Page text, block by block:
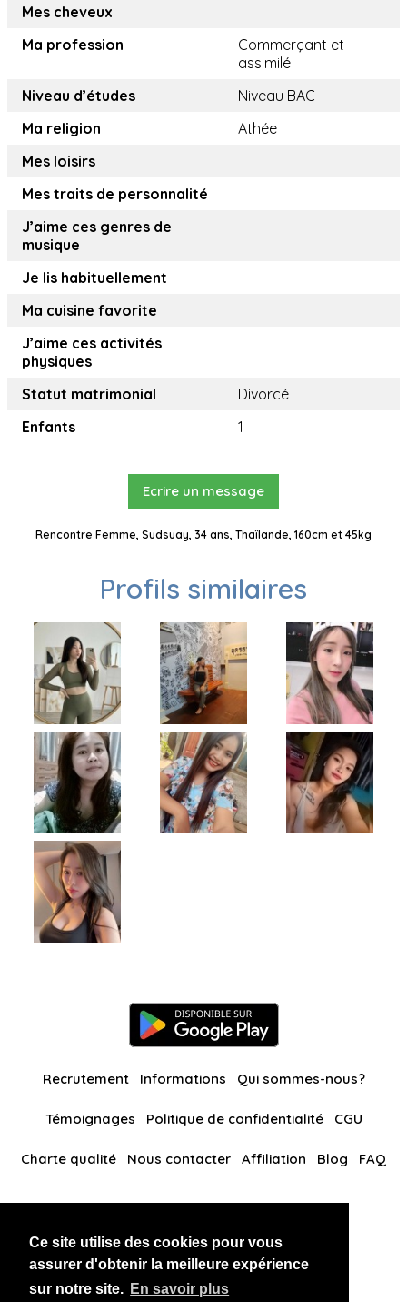
Ce site utilise des cookies pour vous
assurer d'obtenir la meilleure expérience
sur notre site. En savoir plus
Mes cheveux
Ma profession
Commerçant et
assimilé
Niveau d’études
Niveau BAC
Ma religion
Athée
Mes loisirs
Mes traits de personnalité
J’aime ces genres de
musique
Je lis habituellement
Ma cuisine favorite
J’aime ces activités
physiques
Statut matrimonial
Divorcé
Enfants
1
Ecrire un message
Rencontre Femme, Sudsuay, 34 ans, Thaïlande, 160cm et 45kg
Profils similaires
Recrutement Informations Qui sommes-nous?
Témoignages Politique de confidentialité CGU
Charte qualité Nous contacter Affiliation Blog FAQ
BlackAndBeauties RussianKisses